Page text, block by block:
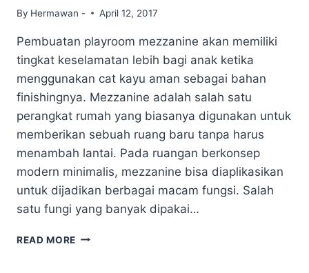
MARK
By Hermawan - April 12, 2017
Pembuatan playroom mezzanine akan memiliki
tingkat keselamatan lebih bagi anak ketika
menggunakan cat kayu aman sebagai bahan
finishingnya. Mezzanine adalah salah satu
perangkat rumah yang biasanya digunakan untuk
memberikan sebuah ruang baru tanpa harus
menambah lantai. Pada ruangan berkonsep
modern minimalis, mezzanine bisa diaplikasikan
untuk dijadikan berbagai macam fungsi. Salah
satu fungi yang banyak dipakai…
READ MORE CAT